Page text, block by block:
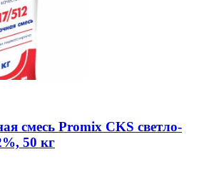
смесь Promix CKS светло-
50 кг